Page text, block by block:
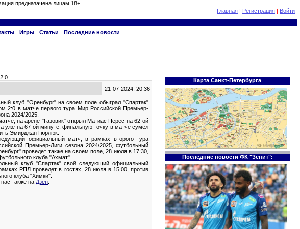
предназачена лицам 18+
Главная | Регистрация | Войти
Игры Статьи Последние новости
21-07-2024, 20:36
клуб "Оренбург" на своем поле обыграл "Спартак"
2:0 в матче первого тура Мир Российской Премьер-
2024/2025.
на арене "Газовик" открыл Матиас Перес на 62-ой
уже на 67-ой минуте, финальную точку в матче сумел
Эмирджан Гюрлюк.
официальный матч, в рамках второго тура
Премьер-Лиги сезона 2024/2025, футбольный
проведет также на своем поле, 28 июля в 17:30,
клуба "Ахмат".
клуб "Спартак" свой следующий официальный
РПЛ проведет в гостях, 28 июля в 15:00, против
клуба "Химки".
также на Дзен
Карта Санкт-Петербурга
Последние новости ФК "Зенит":